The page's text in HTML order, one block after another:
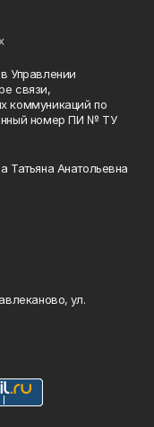
Управлении
связи,
коммуникаций по
номер ПИ № ТУ
Татьяна Анатольевна
ул.